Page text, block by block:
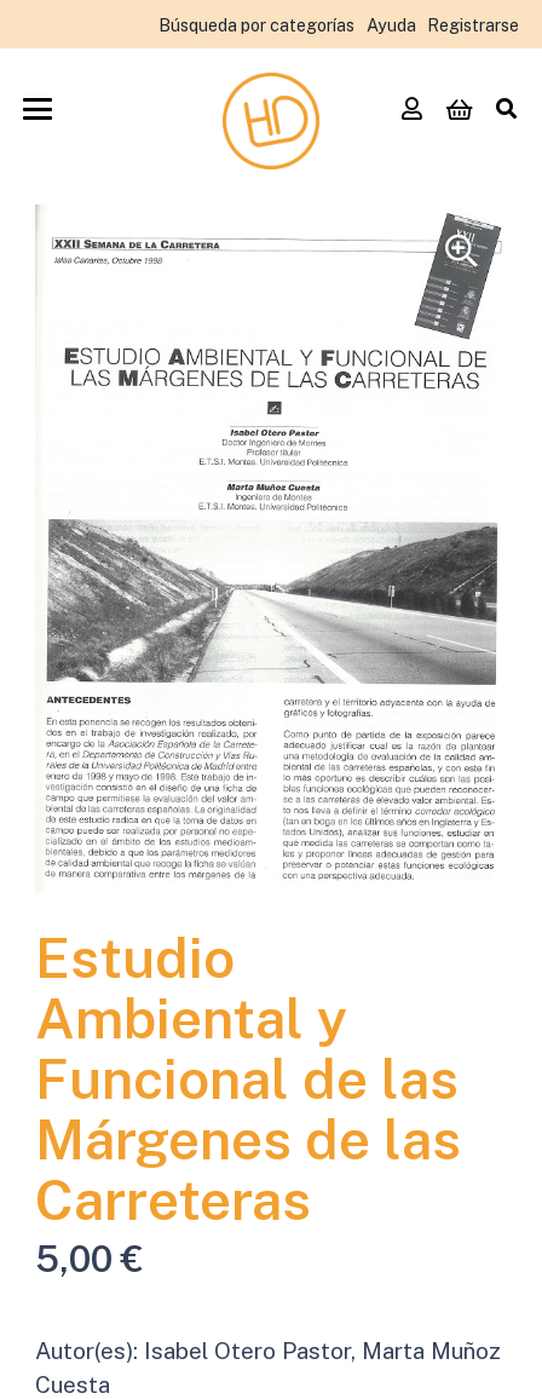
Búsqueda por categorías Ayuda Registrarse
Estudio
Ambiental y
Funcional de las
Márgenes de las
Carreteras
5,00€
Autor(es): Isabel Otero Pastor, Marta Muñoz
Cuesta